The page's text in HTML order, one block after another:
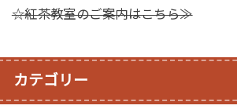
☆紅茶教室のご案内はこちら≫
カテゴリー